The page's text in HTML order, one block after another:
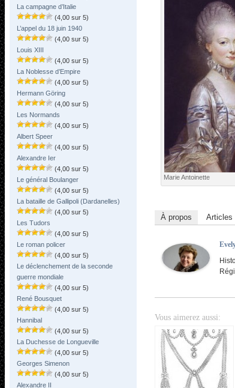
La campagne d’Italie
(4,00 sur 5)
L’appel du 18 juin 1940
(4,00 sur 5)
Louis XIII
(4,00 sur 5)
La Noblesse d’Empire
(4,00 sur 5)
Hermann Göring
(4,00 sur 5)
Les Normands
(4,00 sur 5)
Albert Speer
(4,00 sur 5)
Alexandre Ier
(4,00 sur 5)
Le général Boulanger
(4,00 sur 5)
La bataille de Gallipoli (Dardanelles)
(4,00 sur 5)
Les Tudors
(4,00 sur 5)
Le roman policer
(4,00 sur 5)
Le déclenchement de la seconde
guerre mondiale
(4,00 sur 5)
René Bousquet
(4,00 sur 5)
Hannibal
(4,00 sur 5)
La Duchesse de Longueville
(4,00 sur 5)
Georges Simenon
(4,00 sur 5)
Alexandre II
Marie Antoinette
À propos Articles
Vous aimerez aussi: